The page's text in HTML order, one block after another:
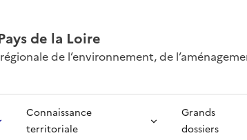
de la Loire
de l’environnement, de
Connaissance
territoriale
Grands
dossiers